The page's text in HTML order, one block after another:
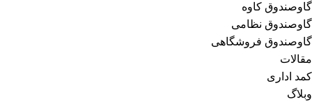
گاوصندوق کاوه
گاوصندوق نظامی
گاوصندوق فروشگاهی
مقالات
کمد اداری
وبلاگ